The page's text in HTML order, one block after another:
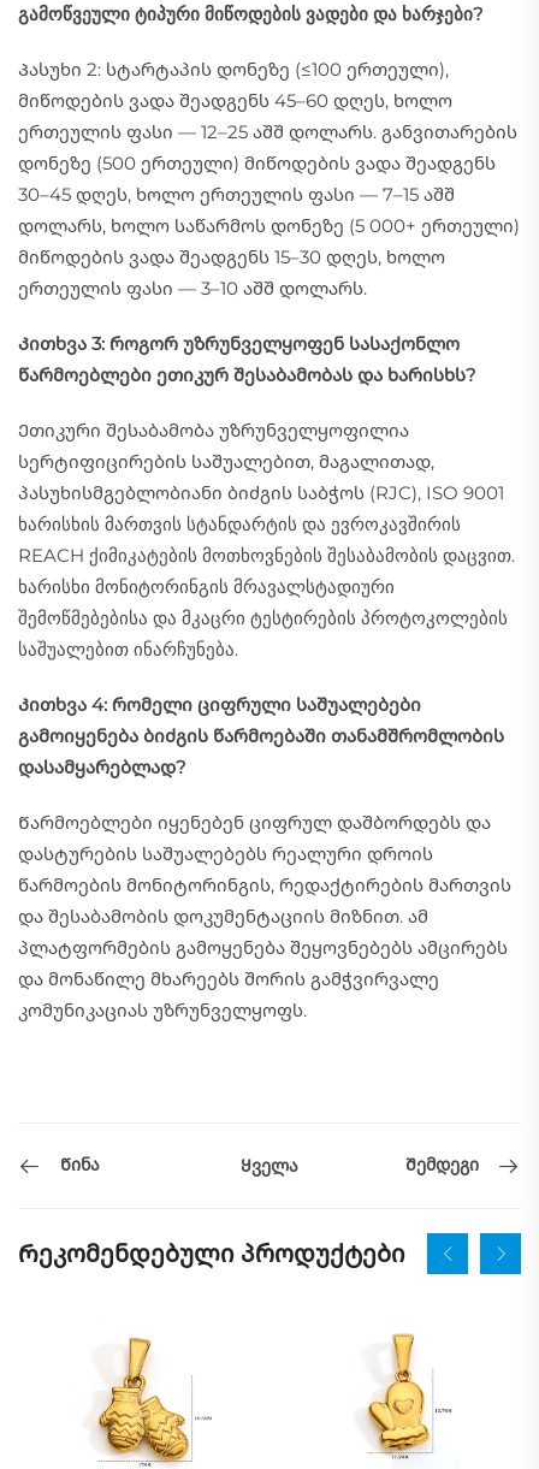
გამოწვეული ტიპური მიწოდების ვადები და ხარჯები?
Პასუხი 2: სტარტაპის დონეზე (≤100 ერთეული),
მიწოდების ვადა შეადგენს 45–60 დღეს, ხოლო
ერთეულის ფასი — 12–25 აშშ დოლარს. განვითარების
დონეზე (500 ერთეული) მიწოდების ვადა შეადგენს
30–45 დღეს, ხოლო ერთეულის ფასი — 7–15 აშშ
დოლარს, ხოლო საწარმოს დონეზე (5 000+ ერთეული)
მიწოდების ვადა შეადგენს 15–30 დღეს, ხოლო
ერთეულის ფასი — 3–10 აშშ დოლარს.
Კითხვა 3: როგორ უზრუნველყოფენ სასაქონლო
წარმოებლები ეთიკურ შესაბამობას და ხარისხს?
Ეთიკური შესაბამობა უზრუნველყოფილია
სერტიფიცირების საშუალებით, მაგალითად,
პასუხისმგებლობიანი ბიძგის საბჭოს (RJC), ISO 9001
ხარისხის მართვის სტანდარტის და ევროკავშირის
REACH ქიმიკატების მოთხოვნების შესაბამობის დაცვით.
ხარისხი მონიტორინგის მრავალსტადიური
შემოწმებებისა და მკაცრი ტესტირების პროტოკოლების
საშუალებით ინარჩუნება.
Კითხვა 4: რომელი ციფრული საშუალებები
გამოიყენება ბიძგის წარმოებაში თანამშრომლობის
დასამყარებლად?
Წარმოებლები იყენებენ ციფრულ დაშბორდებს და
დასტურების საშუალებებს რეალური დროის
წარმოების მონიტორინგის, რედაქტირების მართვის
და შესაბამობის დოკუმენტაციის მიზნით. ამ
პლატფორმების გამოყენება შეყოვნებებს ამცირებს
და მონაწილე მხარეებს შორის გამჭვირვალე
კომუნიკაციას უზრუნველყოფს.
Წინა Ყველა Შემდეგი
Რეკომენდებული პროდუქტები